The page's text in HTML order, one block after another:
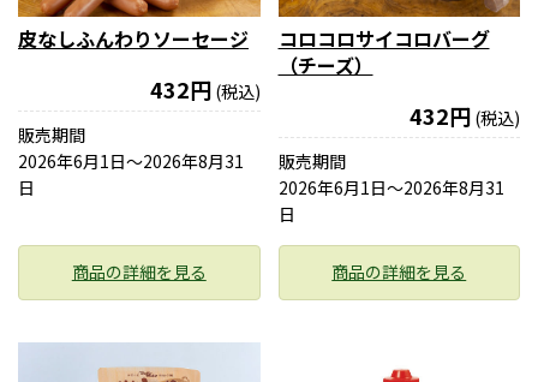
皮なしふんわりソーセージ
432円 (税込)
販売期間
2026年6月1日〜2026年8月31
日
商品の詳細を見る
コロコロサイコロバーグ
（チーズ）
432円 (税込)
販売期間
2026年6月1日〜2026年8月31
日
商品の詳細を見る